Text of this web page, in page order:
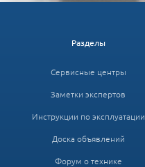
Разделы
Сервисные центры
Заметки экспертов
Инструкции по эксплуатации
Доска объявлений
Форум о технике